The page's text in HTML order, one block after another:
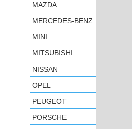
MAZDA
MERCEDES-BENZ
MINI
MITSUBISHI
NISSAN
OPEL
PEUGEOT
PORSCHE